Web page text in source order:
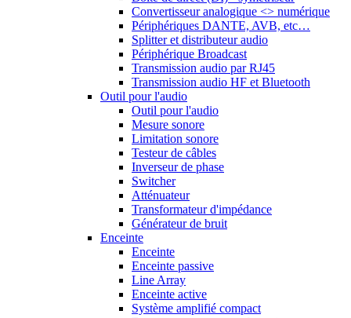
Convertisseur analogique <> numérique
Périphériques DANTE, AVB, etc…
Splitter et distributeur audio
Périphérique Broadcast
Transmission audio par RJ45
Transmission audio HF et Bluetooth
Outil pour l'audio
Outil pour l'audio
Mesure sonore
Limitation sonore
Testeur de câbles
Inverseur de phase
Switcher
Atténuateur
Transformateur d'impédance
Générateur de bruit
Enceinte
Enceinte
Enceinte passive
Line Array
Enceinte active
Système amplifié compact